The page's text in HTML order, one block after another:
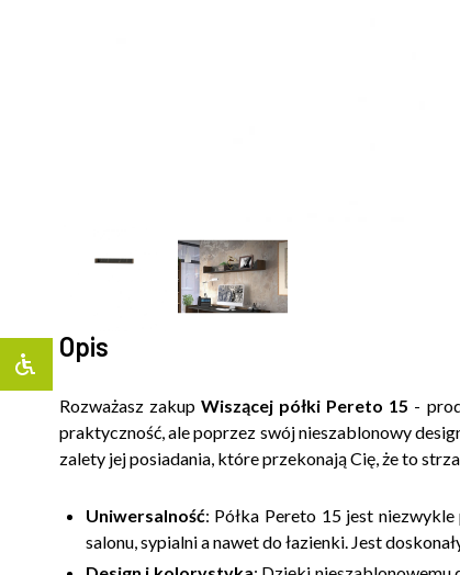
Opis
Rozważasz zakup Wiszącej półki Pereto 15 -
praktyczność, ale poprzez swój nieszablonowy
zalety jej posiadania, które przekonają Cię, że to
Uniwersalność: Półka Pereto 15 jest
salonu, sypialni a nawet do łazienki. Jest